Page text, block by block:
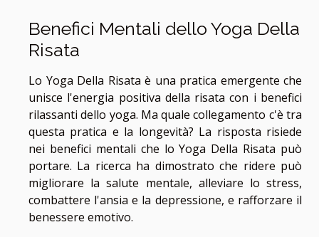
Benefici Mentali dello Yoga Della
Risata
Lo Yoga Della Risata è una pratica emergente che
unisce l'energia positiva della risata con i benefici
rilassanti dello yoga. Ma quale collegamento c'è tra
questa pratica e la longevità? La risposta risiede
nei benefici mentali che lo Yoga Della Risata può
portare. La ricerca ha dimostrato che ridere può
migliorare la salute mentale, alleviare lo stress,
combattere l'ansia e la depressione, e rafforzare il
benessere emotivo.